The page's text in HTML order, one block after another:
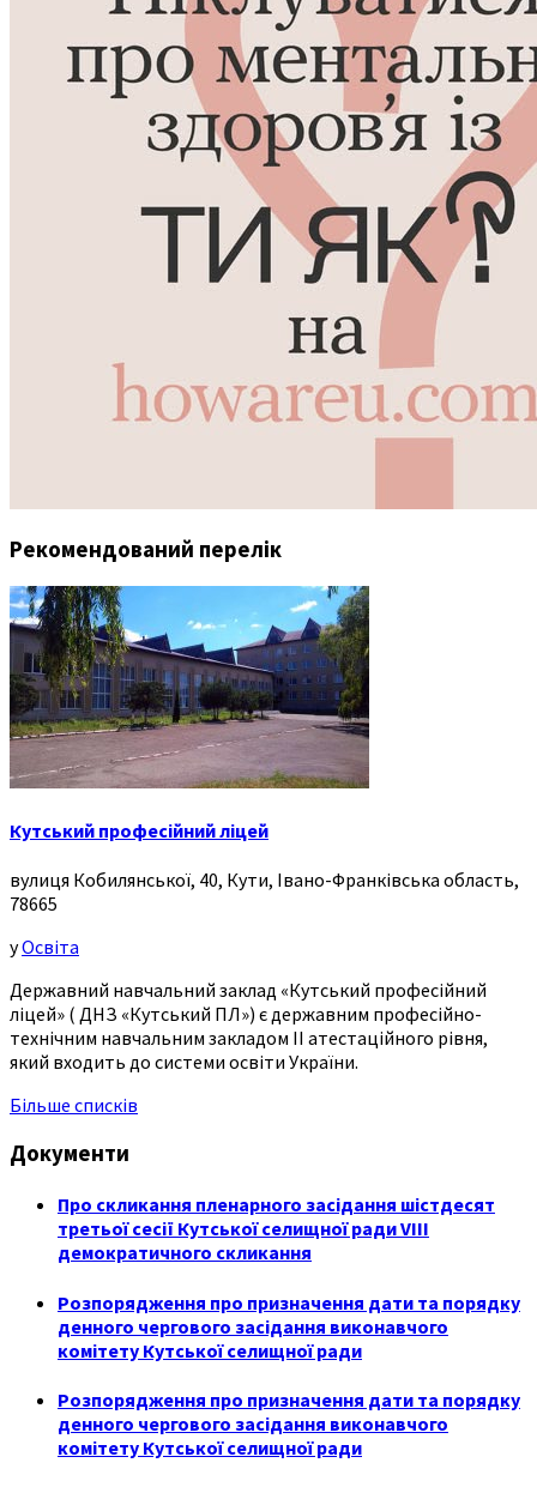
Рекомендований перелік
Кутський професійний ліцей
вулиця Кобилянської, 40, Кути, Івано-Франківська область,
78665
уОсвіта
Державний навчальний заклад «Кутський професійний
ліцей» ( ДНЗ «Кутський ПЛ») є державним професійно-
технічним навчальним закладом ІІ атестаційного рівня,
який входить до системи освіти України.
Більше списків
Документи
Про скликання пленарного засідання шістдесят
третьої сесії Кутської селищної ради VIII
демократичного скликання
Розпорядження про призначення дати та порядку
денного чергового засідання виконавчого
комітету Кутської селищної ради
Розпорядження про призначення дати та порядку
денного чергового засідання виконавчого
комітету Кутської селищної ради